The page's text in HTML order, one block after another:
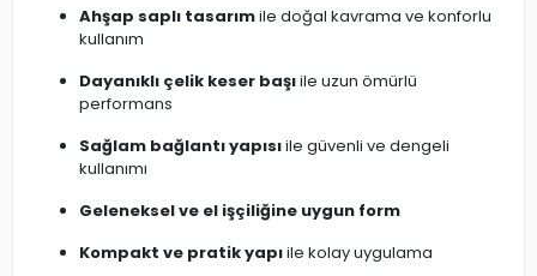
Ahşap saplı tasarımile doğal kavrama ve konforlu
kullanım
Dayanıklı çelik keser başıile uzun ömürlü
performans
Sağlam bağlantı yapısıile güvenli ve dengeli
kullanımı
Geleneksel ve el işçiliğine uygun form
Kompakt ve pratik yapıile kolay uygulama